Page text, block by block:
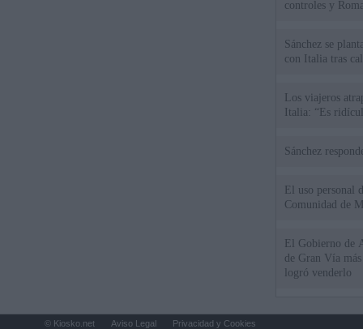
controles y
Sánchez se
con Italia tras
Los viajeros
Italia: “Es
Sánchez
El uso personal
Comunidad de
El Gobierno de
de Gran Vía
logró venderlo
© Kiosko.net Aviso Legal Privacidad y Cookies